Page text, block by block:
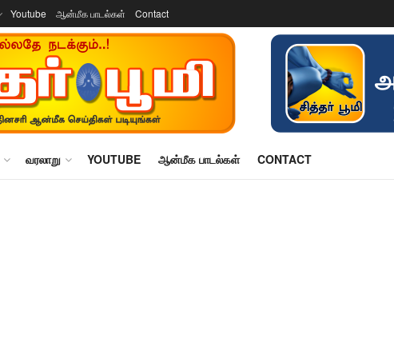
Youtube ஆன்மீக பாடல்கள் Contact
வரலாறு YOUTUBE ஆன்மீக பாடல்கள் CONTACT